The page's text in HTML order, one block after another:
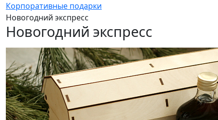
Корпоративные подарки
Новогодний экспресс
Новогодний экспресс